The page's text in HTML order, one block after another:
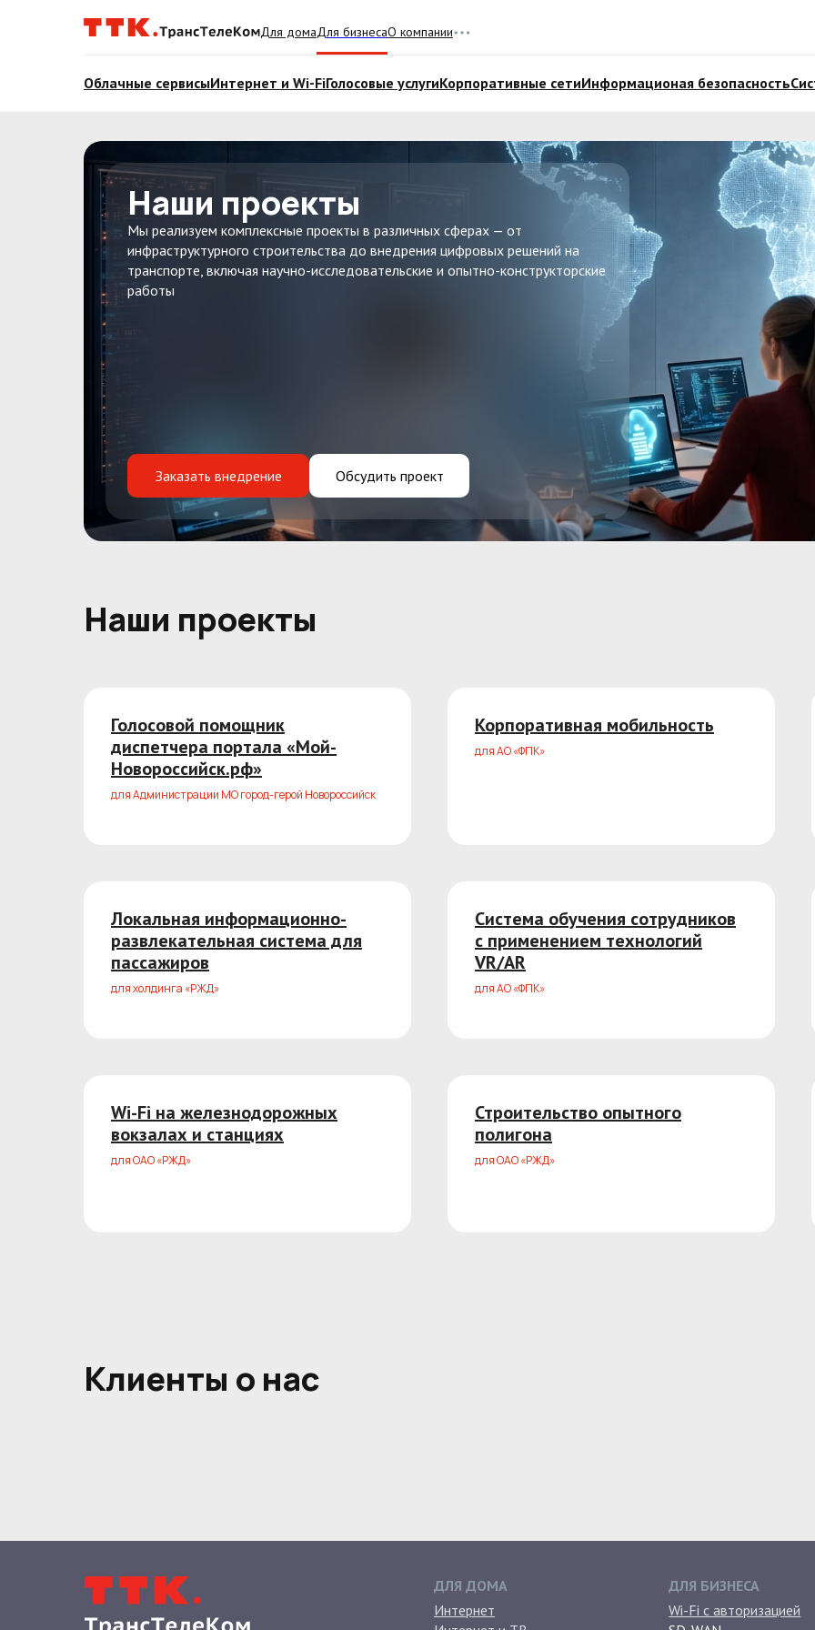
Для домаДля бизнесаО компании
Облачные сервисыИнтернет и Wi-FiГолосовые услугиКорпоративные сетиИнформационая безопасность
Наши проекты
Мы реализуем комплексные проекты в различных сферах — от
инфраструктурного строительства до внедрения цифровых решений на
транспорте, включая научно-исследовательские и опытно-конструкторские
работы
Заказать внедрение Обсудить проект
Наши проекты
Голосовой помощник
диспетчера портала «Мой-
Новороссийск.рф»
для Администрации МО город-герой Новороссийск
Корпоративная мобильность
для АО «ФПК»
Локальная информационно-
развлекательная система для
пассажиров
для холдинга «РЖД»
Система обучения сотрудников
с применением технологий
VR/AR
для АО «ФПК»
Wi-Fi на железнодорожных
вокзалах и станциях
для ОАО «РЖД»
Строительство опытного
полигона
для ОАО «РЖД»
Клиенты о нас
ДЛЯ ДОМА
Интернет
ДЛЯ БИЗНЕСА
Wi-Fi с авторизацией